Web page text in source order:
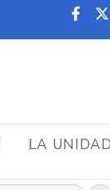
LA UNIDAD